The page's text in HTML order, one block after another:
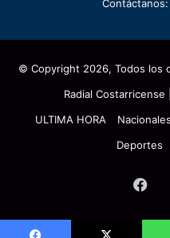
© Copyright 2026, Todos los
Radial Costarricense
ULTIMA HORA
Nacionales
Deportes